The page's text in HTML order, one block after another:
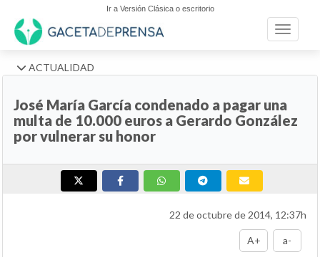
Ir a Versión Clásica o escritorio
Toggle
ACTUALIDAD
José María García condenado a pagar una
multa de 10.000 euros a Gerardo González
por vulnerar su honor
22 de octubre de 2014, 12:37h
A+ a-